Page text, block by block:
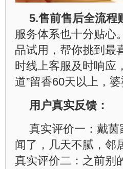
5.售前售后全流程
服务体系也十分贴心
品试用，帮你挑到最
时线上客服及时响应
道”留香60天以上，
用户真实反馈：
真实评价一：戴茵
闻了，几天不腻，邻
真实评价二：之前别